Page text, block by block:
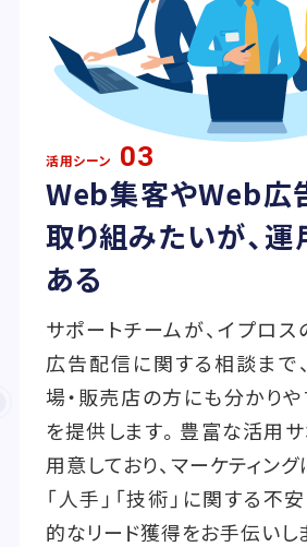
活用シーン 03
Web集客やWeb広
取り組みたいが、
ある
サポートチームが、イプロ
広告配信に関する相談まで
場・販売店の方にも分かり
を提供します。豊富な活用
用意しており、マーケティング
「人手」「技術」に関する不
的なリード獲得をお手伝いし